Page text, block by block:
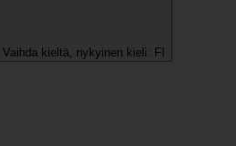
Vaihda kieltä, nykyinen kieli: FI